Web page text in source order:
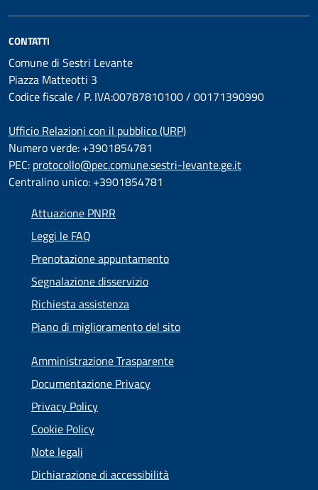
CONTATTI
Comune di Sestri Levante
Piazza Matteotti 3
Codice fiscale / P. IVA:00787810100 / 00171390990
Ufficio Relazioni con il pubblico (URP)
Numero verde: +3901854781
PEC: protocollo@pec.comune.sestri-levante.ge.it
Centralino unico: +3901854781
Attuazione PNRR
Leggi le FAQ
Prenotazione appuntamento
Segnalazione disservizio
Richiesta assistenza
Piano di miglioramento del sito
Amministrazione Trasparente
Documentazione Privacy
Privacy Policy
Cookie Policy
Note legali
Dichiarazione di accessibilità